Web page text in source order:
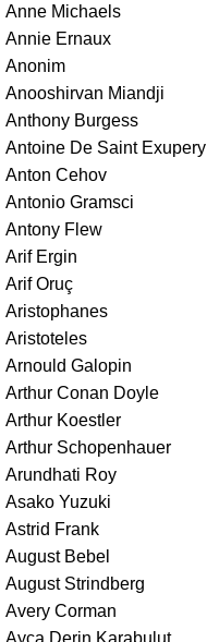
Anne Michaels
Annie Ernaux
Anonim
Anooshirvan Miandji
Anthony Burgess
Antoine De Saint Exupery
Anton Cehov
Antonio Gramsci
Antony Flew
Arif Ergin
Arif Oruç
Aristophanes
Aristoteles
Arnould Galopin
Arthur Conan Doyle
Arthur Koestler
Arthur Schopenhauer
Arundhati Roy
Asako Yuzuki
Astrid Frank
August Bebel
August Strindberg
Avery Corman
Ayça Derin Karabulut